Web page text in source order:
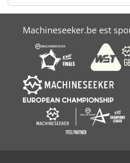
Wilhelm
Machineseeker.be est